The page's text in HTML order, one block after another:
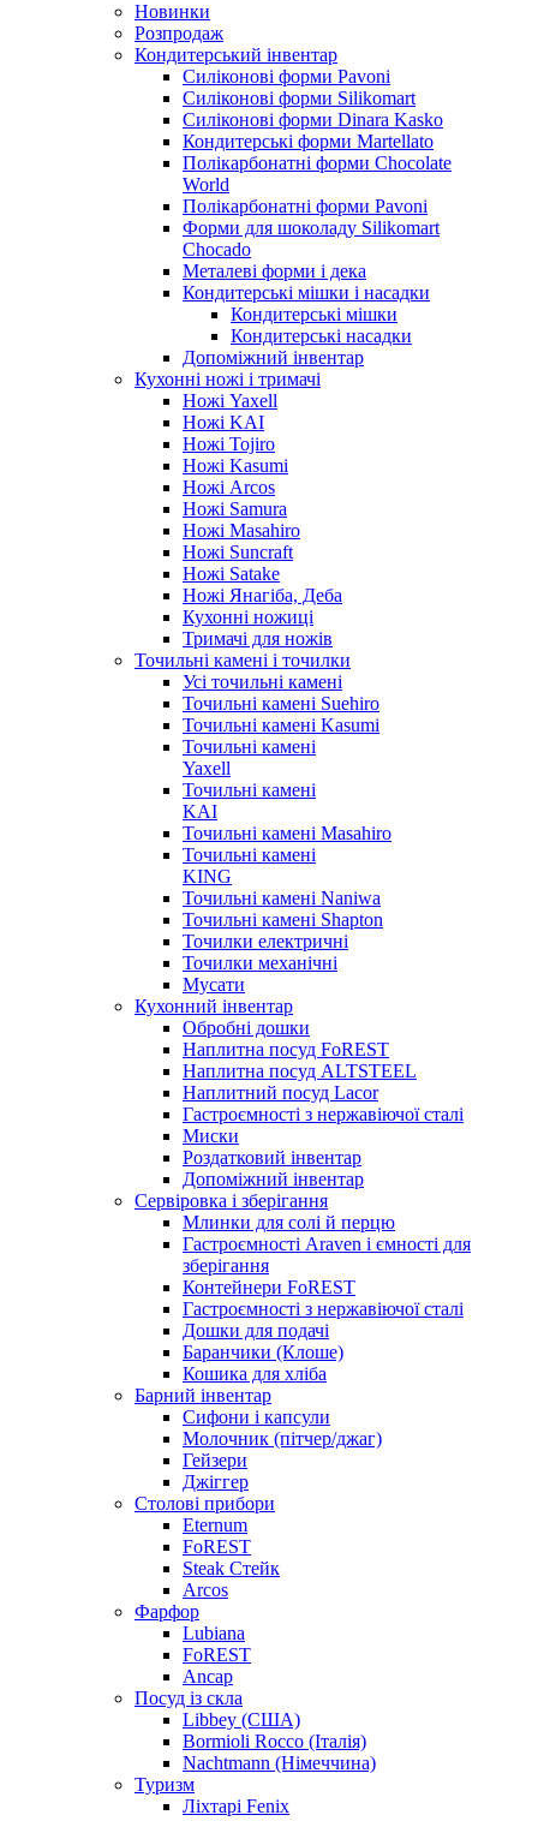
Новинки
Розпродаж
Кондитерський інвентар
Силіконові форми Pavoni
Силіконові форми Silikomart
Силіконові форми Dinara Kasko
Кондитерські форми Martellato
Полікарбонатні форми Chocolate
World
Полікарбонатні форми Pavoni
Форми для шоколаду Silikomart
Chocado
Металеві форми і дека
Кондитерські мішки і насадки
Кондитерські мішки
Кондитерські насадки
Допоміжний інвентар
Кухонні ножі і тримачі
Ножі Yaxell
Ножі KAI
Ножі Tojiro
Ножі Kasumi
Ножі Arcos
Ножі Samura
Ножі Masahiro
Ножі Suncraft
Ножі Satake
Ножі Янагіба, Деба
Кухонні ножиці
Тримачі для ножів
Точильні камені і точилки
Усі точильні камені
Точильні камені Suehiro
Точильні камені Kasumi
Точильні камені
Yaxell
Точильні камені
KAI
Точильні камені Masahiro
Точильні камені
KING
Точильні камені Naniwa
Точильні камені Shapton
Точилки електричні
Точилки механічні
Мусати
Кухонний інвентар
Обробні дошки
Наплитна посуд FoREST
Наплитна посуд ALTSTEEL
Наплитний посуд Lacor
Гастроємності з нержавіючої сталі
Миски
Роздатковий інвентар
Допоміжний інвентар
Сервіровка і зберігання
Млинки для солі й перцю
Гастроємності Araven і ємності для
зберігання
Контейнери FoREST
Гастроємності з нержавіючої сталі
Дошки для подачі
Баранчики (Клоше)
Кошика для хліба
Барний інвентар
Сифони і капсули
Молочник (пітчер/джаг)
Гейзери
Джіггер
Столові прибори
Eternum
FoREST
Steak Стейк
Arcos
Фарфор
Lubiana
FoREST
Ancap
Посуд із скла
Libbey (США)
Bormioli Rocco (Італія)
Nachtmann (Німеччина)
Туризм
Ліхтарі Fenix